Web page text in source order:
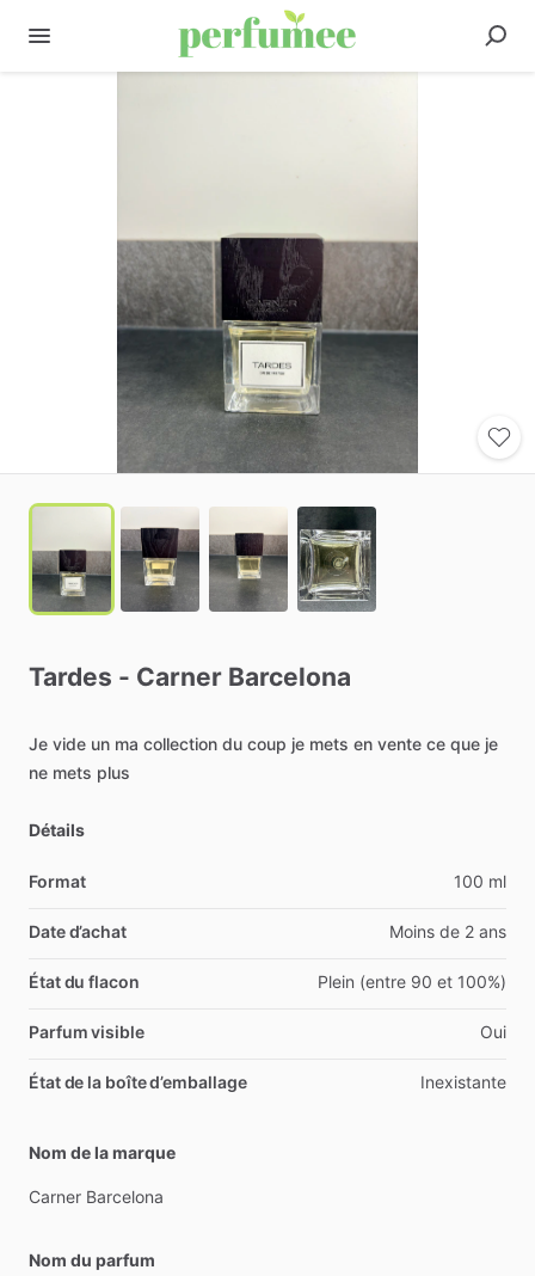
Tardes - Carner Barcelona
Je vide un ma collection du coup je mets en vente ce que je
ne mets plus
Détails
Format 100 ml
Date d’achat Moins de 2 ans
État du flacon Plein (entre 90 et 100%)
Parfum visible Oui
État de la boîte d’emballage Inexistante
Nom de la marque
Carner Barcelona
Nom du parfum